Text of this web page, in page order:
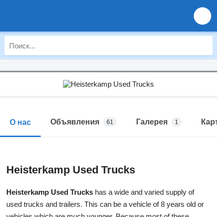
О нас Объявления 61 Галерея 1
Heisterkamp Used Trucks
Heisterkamp Used Trucks has a wide and varied supply of
used trucks and trailers. This can be a vehicle of 8 years old or